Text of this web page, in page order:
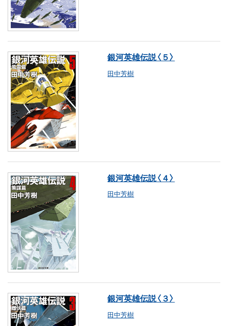
銀河英雄伝説〈５〉
田中芳樹
銀河英雄伝説〈４〉
田中芳樹
銀河英雄伝説〈３〉
田中芳樹